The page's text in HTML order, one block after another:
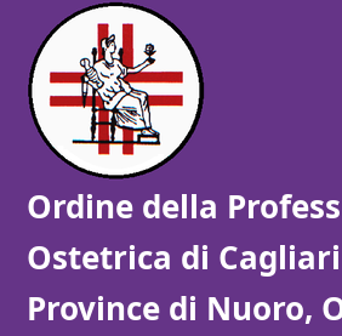
Ordine della
Ostetrica di
Province di Nuoro,